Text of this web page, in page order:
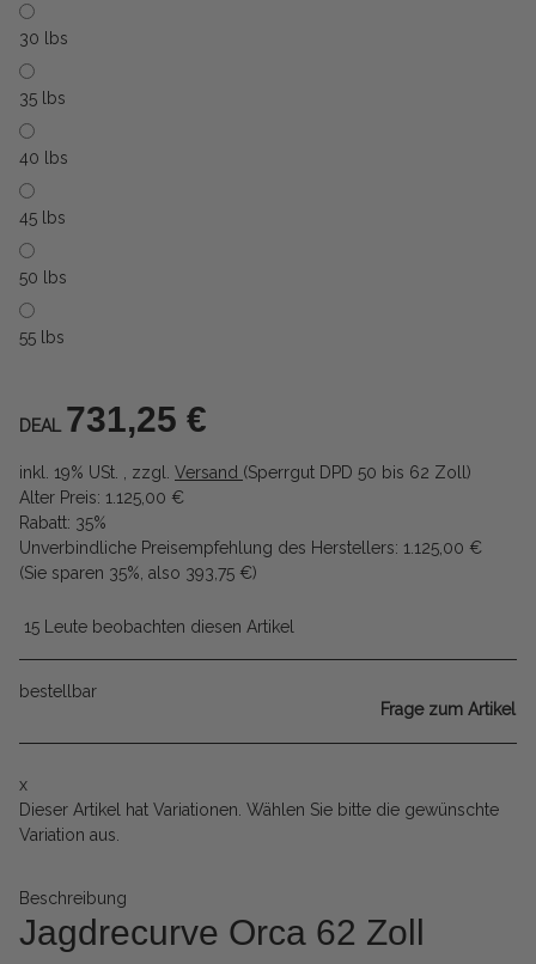
30 lbs
35 lbs
40 lbs
45 lbs
50 lbs
55 lbs
DEAL 731,25 €
inkl. 19% USt. , zzgl. Versand (Sperrgut DPD 50 bis 62 Zoll)
Alter Preis: 1.125,00 €
Rabatt: 35%
Unverbindliche Preisempfehlung des Herstellers: 1.125,00 €
(Sie sparen 35%, also 393,75 €)
15 Leute beobachten diesen Artikel
bestellbar
Frage zum Artikel
x
Dieser Artikel hat Variationen. Wählen Sie bitte die gewünschte
Variation aus.
Beschreibung
Jagdrecurve Orca 62 Zoll